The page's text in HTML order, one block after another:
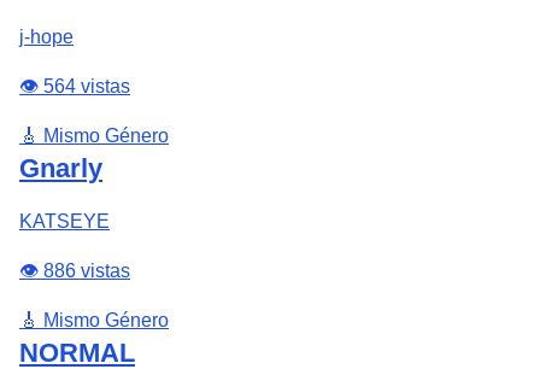
j-hope
👁️ 564 vistas
🎸 Mismo Género
Gnarly
KATSEYE
👁️ 886 vistas
🎸 Mismo Género
NORMAL